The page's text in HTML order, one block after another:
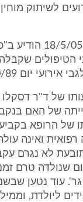
לשיתוק
במהלך הדיון
הטיפולים
של ד"ר דסקלו
של האם
של הרופא
ואינה
לא נגרם
ליולדת,